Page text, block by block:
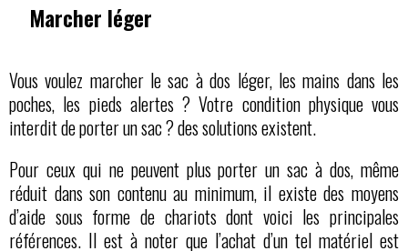
Marcher léger
Vous voulez marcher le sac à dos léger, les mains dans les
poches, les pieds alertes ? Votre condition physique vous
interdit de porter un sac ? des solutions existent.
Pour ceux qui ne peuvent plus porter un sac à dos, même
réduit dans son contenu au minimum, il existe des moyens
d’aide sous forme de chariots dont voici les principales
références. Il est à noter que l’achat d’un tel matériel est